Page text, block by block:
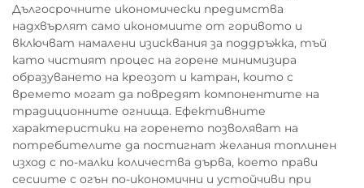
Дългосрочните икономически предимства
надхвърлят само икономиите от горивото и
включват намалени изисквания за поддръжка, тъй
като чистият процес на горене минимизира
образуването на креозот и катран, които с
времето могат да повредят компонентите на
традиционните огнища. Ефективните
характеристики на горенето позволяват на
потребителите да постигнат желания топлинен
изход с по-малки количества дърва, което прави
сесиите с огън по-икономични и устойчиви при